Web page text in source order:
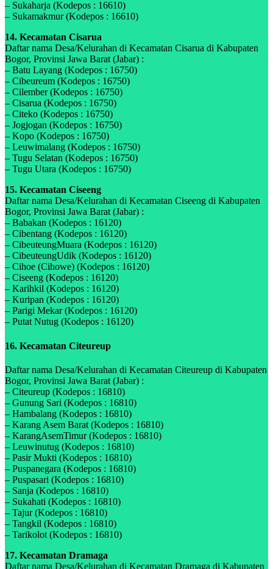
– Sukaharja (Kodepos : 16610)
– Sukamakmur (Kodepos : 16610)
14. Kecamatan Cisarua
Daftar nama Desa/Kelurahan di Kecamatan Cisarua di Kabupaten
Bogor, Provinsi Jawa Barat (Jabar) :
– Batu Layang (Kodepos : 16750)
– Cibeureum (Kodepos : 16750)
– Cilember (Kodepos : 16750)
– Cisarua (Kodepos : 16750)
– Citeko (Kodepos : 16750)
– Jogjogan (Kodepos : 16750)
– Kopo (Kodepos : 16750)
– Leuwimalang (Kodepos : 16750)
– Tugu Selatan (Kodepos : 16750)
– Tugu Utara (Kodepos : 16750)
15. Kecamatan Ciseeng
Daftar nama Desa/Kelurahan di Kecamatan Ciseeng di Kabupaten
Bogor, Provinsi Jawa Barat (Jabar) :
– Babakan (Kodepos : 16120)
– Cibentang (Kodepos : 16120)
– CibeuteungMuara (Kodepos : 16120)
– CibeuteungUdik (Kodepos : 16120)
– Cihoe (Cihowe) (Kodepos : 16120)
– Ciseeng (Kodepos : 16120)
– Karihkil (Kodepos : 16120)
– Kuripan (Kodepos : 16120)
– Parigi Mekar (Kodepos : 16120)
– Putat Nutug (Kodepos : 16120)
16. Kecamatan Citeureup
Daftar nama Desa/Kelurahan di Kecamatan Citeureup di Kabupaten
Bogor, Provinsi Jawa Barat (Jabar) :
– Citeureup (Kodepos : 16810)
– Gunung Sari (Kodepos : 16810)
– Hambalang (Kodepos : 16810)
– Karang Asem Barat (Kodepos : 16810)
– KarangAsemTimur (Kodepos : 16810)
– Leuwinutug (Kodepos : 16810)
– Pasir Mukti (Kodepos : 16810)
– Puspanegara (Kodepos : 16810)
– Puspasari (Kodepos : 16810)
– Sanja (Kodepos : 16810)
– Sukahati (Kodepos : 16810)
– Tajur (Kodepos : 16810)
– Tangkil (Kodepos : 16810)
– Tarikolot (Kodepos : 16810)
17. Kecamatan Dramaga
Daftar nama Desa/Kelurahan di Kecamatan Dramaga di Kabupaten